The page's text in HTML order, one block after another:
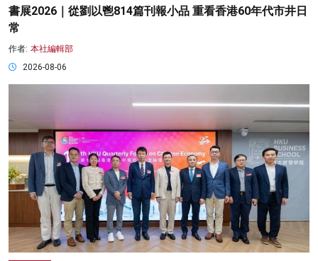
書展2026｜從劉以鬯814篇刊報小品 重看香港60年代市井日
常
作者: 本社編輯部
2026-08-06